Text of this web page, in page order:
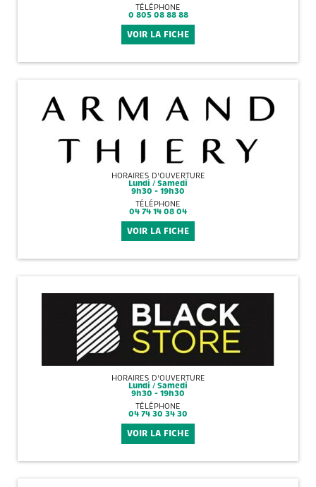
TÉLÉPHONE
0 805 08 88 88
VOIR LA FICHE
HORAIRES D'OUVERTURE
Lundi / Samedi
9h30 - 19h30
TÉLÉPHONE
04 74 14 08 04
VOIR LA FICHE
HORAIRES D'OUVERTURE
Lundi / Samedi
9h30 - 19h30
TÉLÉPHONE
04 74 30 34 30
VOIR LA FICHE